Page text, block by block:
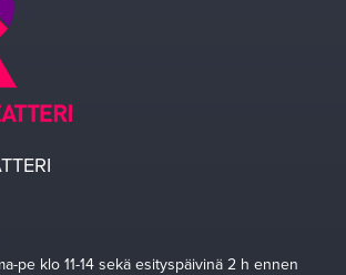
pe klo 11-14 sekä esityspäivinä 2 h ennen